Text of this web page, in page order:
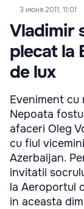
3 июня 2011, 11:01
Vladimir
plecat la
de lux
Eveniment cu
Nepoata
afaceri Oleg
cu fiul
Azerbaijan.
invitatii
la Aeroportul
in aceasta